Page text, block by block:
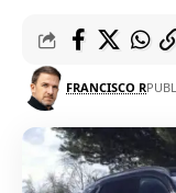
FRANCISCO R